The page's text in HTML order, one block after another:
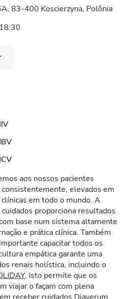
83-400 Koscierzyna, Polônia
aos nossos pacientes
consistentemente, elevados em
em todo o mundo. A
proporciona resultados
base num sistema altamente
e prática clínica. Também
capacitar todos os
empática garante uma
renais holística, incluindo o
. Isto permite que os
viajar o façam com plena